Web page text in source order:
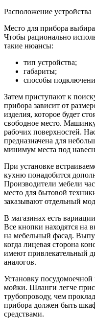
Расположение устройства
Место для прибора
Чтобы рационально
такие нюансы:
тип устройства;
габариты;
способы
Затем приступают к
прибора зависит от
изделия, которое будет
свободное место.
рабочих поверхностей.
предназначена для
минимум места под
При установке
кухню понадобится
Производители мебели
место для бытовой
заказывают отдельный
В магазинах есть
Все кнопки находятся на
на мебельный фасад.
когда лицевая сторона
имеют привлекательный
аналогов.
Установку
мойки. Шланги легче
трубопроводу, чем
прибора должен быть
средствами.